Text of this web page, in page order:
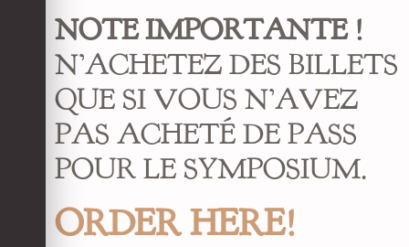
NOTE IMPORTANTE !
N’ACHETEZ DES BILLETS
QUE SI VOUS N’AVEZ
PAS ACHETÉ DE PASS
POUR LE SYMPOSIUM.
ORDER HERE!